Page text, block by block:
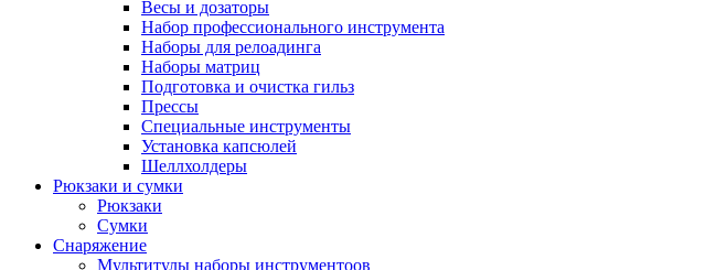
Весы и дозаторы
Набор профессионального инструмента
Наборы для релоадинга
Наборы матриц
Подготовка и очистка гильз
Прессы
Специальные инструменты
Установка капсюлей
Шеллхолдеры
Рюкзаки и сумки
Рюкзаки
Сумки
Снаряжение
Мультитулы наборы инструментоов